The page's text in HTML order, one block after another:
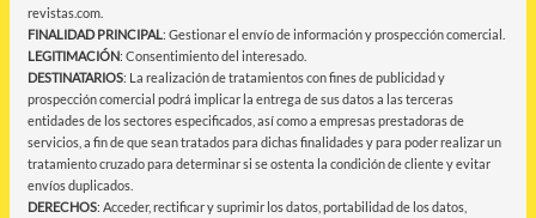
revistas.com.
FINALIDAD PRINCIPAL: Gestionar el envío de información y prospección comercial.
LEGITIMACIÓN: Consentimiento del interesado.
DESTINATARIOS: La realización de tratamientos con fines de publicidad y
prospección comercial podrá implicar la entrega de sus datos a las terceras
entidades de los sectores especificados, así como a empresas prestadoras de
servicios, a fin de que sean tratados para dichas finalidades y para poder realizar un
tratamiento cruzado para determinar si se ostenta la condición de cliente y evitar
envíos duplicados.
DERECHOS: Acceder, rectificar y suprimir los datos, portabilidad de los datos,